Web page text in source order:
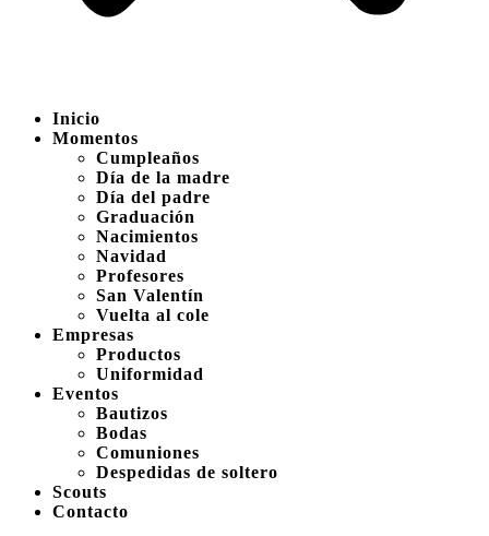
Inicio
Momentos
Cumpleaños
Día de la madre
Día del padre
Graduación
Nacimientos
Navidad
Profesores
San Valentín
Vuelta al cole
Empresas
Productos
Uniformidad
Eventos
Bautizos
Bodas
Comuniones
Despedidas de soltero
Scouts
Contacto